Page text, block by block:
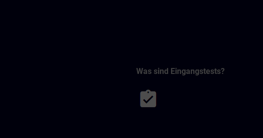
Was sind Eingangstests?